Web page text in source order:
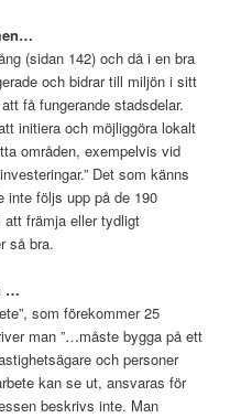
(sidan 142) och då i en bra
och bidrar till miljön i sitt
få fungerande stadsdelar.
initiera och möjliggöra lokalt
områden, exempelvis vid
Det som känns
inte följs upp på de 190
att främja eller tydligt
så bra.
…
som förekommer 25
man ”…måste bygga på ett
och personer
kan se ut, ansvaras för
beskrivs inte. Man